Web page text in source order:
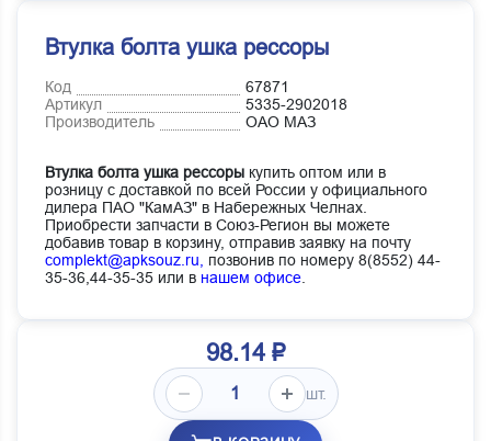
Втулка болта ушка рессоры
Код
67871
Артикул
5335-2902018
Производитель
ОАО МАЗ
Втулка болта ушка рессоры купить оптом или в
розницу с доставкой по всей России у официального
дилера ПАО "КамАЗ" в Набережных Челнах.
Приобрести запчасти в Союз-Регион вы можете
добавив товар в корзину, отправив заявку на почту
complekt@apksouz.ru,
позвонив по номеру 8(8552) 44-
35-36,44-35-35 или в нашем офисе
98.14 ₽
шт.